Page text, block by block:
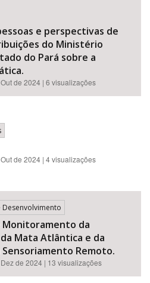
e perspectivas de
do Ministério
do Pará sobre a
de 2024 | 6 visualizações
de 2024 | 4 visualizações
da
Mata Atlântica e da
Sensoriamento Remoto.
de 2024 | 13 visualizações